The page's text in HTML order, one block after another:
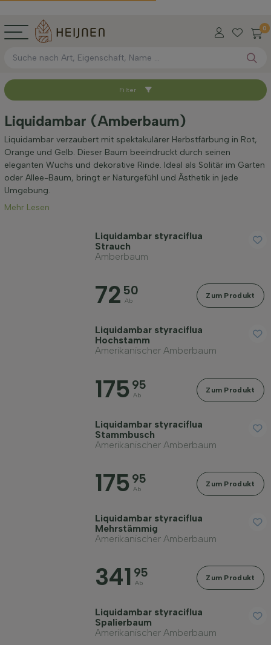
0
Sortieren nach
Verfügbar
Wurzel-Typ
Höhe bei Lieferung (cm)
Höhe inkl. Topf (cm)
Umfang des Stamms (cm)
Filter
Liquidambar (Amberbaum)
Liquidambar verzaubert mit spektakulärer Herbstfärbung in Rot,
Orange und Gelb. Dieser Baum beeindruckt durch seinen
eleganten Wuchs und dekorative Rinde. Ideal als Solitär im Garten
oder Allee-Baum, bringt er Naturgefühl und Ästhetik in jede
Umgebung.
Mehr Lesen
Liquidambar styraciflua
Strauch
Amberbaum
72 50
Ab
Zum Produkt
Liquidambar styraciflua
Hochstamm
Amerikanischer Amberbaum
175 95
Ab
Zum Produkt
Liquidambar styraciflua
Stammbusch
Amerikanischer Amberbaum
175 95
Ab
Zum Produkt
Liquidambar styraciflua
Mehrstämmig
Amerikanischer Amberbaum
341 95
Ab
Zum Produkt
Liquidambar styraciflua
Spalierbaum
Amerikanischer Amberbaum